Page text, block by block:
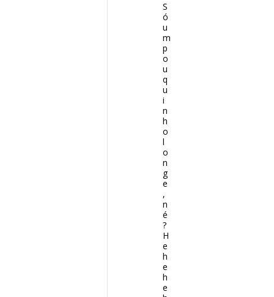
S
ó
u
m
p
o
u
q
u
i
n
h
o
l
o
n
g
e
,
n
é
?
H
e
h
e
h
e